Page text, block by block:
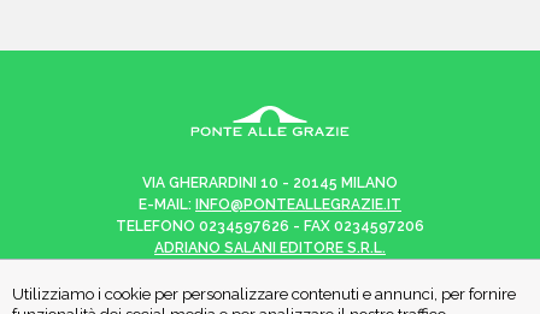
Utilizziamo i cookie per personalizzare contenuti e annunci, per fornire
VIA GHERARDINI 10 - 20145 MILANO
E-MAIL:
INFO@PONTEALLEGRAZIE.IT
TELEFONO 0234597626 - FAX 0234597206
ADRIANO SALANI EDITORE S.R.L.